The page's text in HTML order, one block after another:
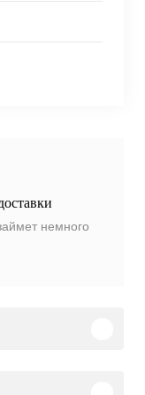
немного